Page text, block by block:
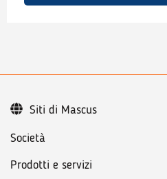
Società
Prodotti e servizi
Siti di Mascus